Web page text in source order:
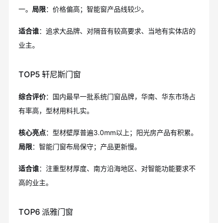
一。 局限：价格偏高；智能窗产品线较少。
适合谁：追求大品牌、对隔音有较高要求、当地有实体店的
业主。
TOP5 轩尼斯门窗
综合评价：国内最早一批系统门窗品牌，华南、华东市场占
有率高，型材用料扎实。
核心亮点：型材壁厚普遍3.0mm以上；阳光房产品有积累。
局限：智能门窗布局保守；产品更新慢。
适合谁：注重型材厚度、南方沿海地区、对智能功能要求不
高的业主。
TOP6 派雅门窗